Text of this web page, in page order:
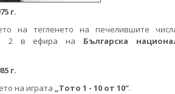
г.
на тегленето на печелившите
2 в ефира на Българска
г.
на играта „Тото 1 - 10 от 10“.